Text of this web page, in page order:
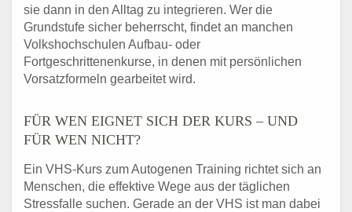
sie dann in den Alltag zu integrieren. Wer die
Grundstufe sicher beherrscht, findet an manchen
Volkshochschulen Aufbau- oder
Fortgeschrittenenkurse, in denen mit persönlichen
Vorsatzformeln gearbeitet wird.
FÜR WEN EIGNET SICH DER KURS – UND
FÜR WEN NICHT?
Ein VHS-Kurs zum Autogenen Training richtet sich an
Menschen, die effektive Wege aus der täglichen
Stressfalle suchen. Gerade an der VHS ist man dabei